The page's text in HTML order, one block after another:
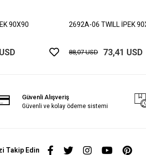
90X90 2692A-06 TWILL İPEK
88,07 USD 73,41 USD
Güvenli Alışveriş
Güvenli ve kolay ödeme sistemi
Takip Edin